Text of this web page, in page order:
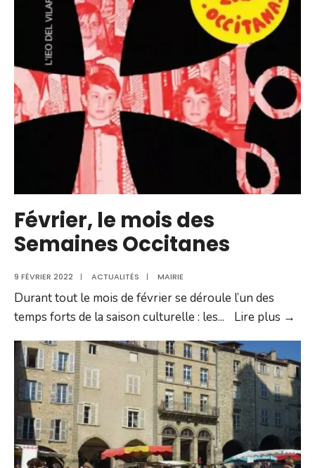
Bastide
Février, le mois des
Semaines Occitanes
9 FÉVRIER 2022 | ACTUALITÉS | MAIRIE
Durant tout le mois de février se déroule l’un des
temps forts de la saison culturelle : les... Lire plus →
des